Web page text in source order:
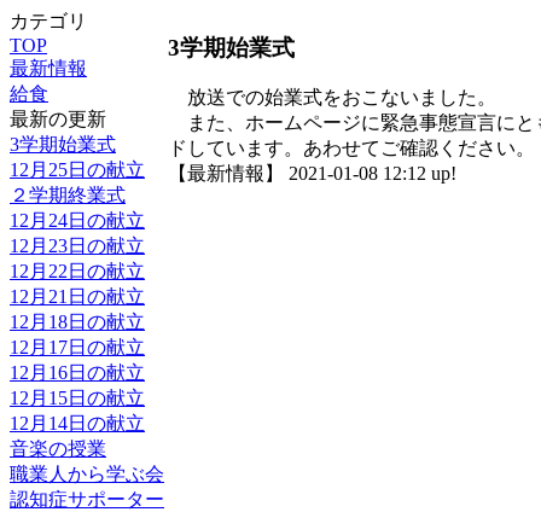
カテゴリ
TOP
最新情報
給食
最新の更新
3学期始業式
12月25日の献立
２学期終業式
12月24日の献立
12月23日の献立
12月22日の献立
12月21日の献立
12月18日の献立
12月17日の献立
12月16日の献立
12月15日の献立
12月14日の献立
音楽の授業
職業人から学ぶ会
認知症サポーター
3学期始業式
放送での始業式をおこないました。
また、ホームページに緊急事態宣言に
ドしています。あわせてご確認ください。
【最新情報】 2021-01-08 12:12 up!